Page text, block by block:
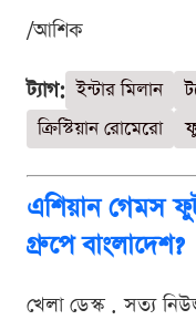
/আশিক
ট্যাগ: ইন্টার মিলান
ক্রিস্টিয়ান রোমেরো
এশিয়ান গেমস
গ্রুপে বাংলাদেশ?
খেলা ডেস্ক . সত্য